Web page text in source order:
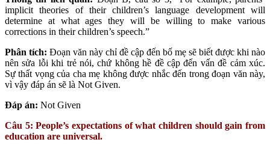
implicit theories of their children’s language development will
determine at what ages they will be willing to make various
corrections in their children’s speech.”
Phân tích: Đoạn văn này chỉ đề cập đến bố mẹ sẽ biết được khi nào
nên sửa lỗi khi trẻ nói, chứ không hề đề cập đến vấn đề cảm xúc.
Sự thất vọng của cha mẹ không được nhắc đến trong đoạn văn này,
vì vậy đáp án sẽ là Not Given.
Đáp án: Not Given
Câu 5: People’s expectations of what children should gain from
education are universal.